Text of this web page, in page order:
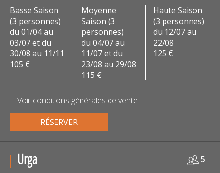
Basse Saison
(3 personnes)
du 01/04 au
03/07 et du
30/08 au 11/11
105 €
Moyenne
Saison (3
personnes)
du 04/07 au
11/07 et du
23/08 au 29/08
115 €
Haute Saison
(3 personnes)
du 12/07 au
22/08
125 €
Voir conditions générales de vente
RÉSERVER
Urga
5